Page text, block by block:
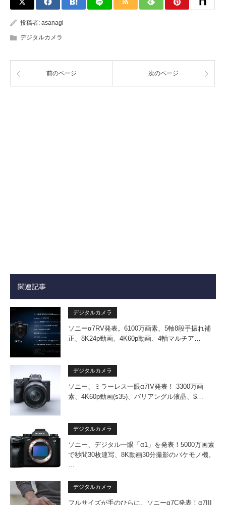
投稿者: asanagi
デジタルカメラ
前のページ 次のページ
関連記事
デジタルカメラ
ソニーα7RV発表。6100万画素、5軸8段手振れ補
正、8K24p動画、4K60p動画、4軸マルチア…
デジタルカメラ
ソニー、ミラーレス一眼α7IV発表！ 3300万画
素、4K60p動画(s35)、バリアングル液晶、$…
デジタルカメラ
ソニー、デジタル一眼「α1」を発表！5000万画素
で秒間30枚連写、8K動画30分撮影のバケモノ機。
…
デジタルカメラ
フルサイズが手のひらに。ソニーα7C発表！α7III